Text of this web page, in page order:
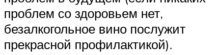
проблем со здоровьем нет,
безалкогольное вино послужит
прекрасной профилактикой).